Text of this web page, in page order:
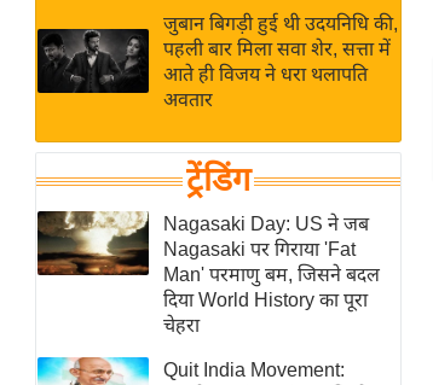
ई-पेपर
मिसाल बेमिसाल
शख्सियत
यंग इंडिया
साहित्य जगत
ऑटो वर्ल्ड
न्यूज ब्रीफ
मनोरंजन जगत
बॉलीवुड
हॉलीवुड
जुबान बिगड़ी हुई थी उदयनिधि की,
पहली बार मिला सवा शेर, सत्ता में
आते ही विजय ने धरा थलापति
अवतार
ट्रेंडिंग
Nagasaki Day: US ने जब
Nagasaki पर गिराया 'Fat
Man' परमाणु बम, जिसने बदल
दिया World History का पूरा
चेहरा
Quit India Movement: